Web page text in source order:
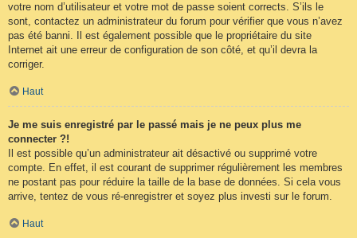
votre nom d’utilisateur et votre mot de passe soient corrects. S’ils le
sont, contactez un administrateur du forum pour vérifier que vous n’avez
pas été banni. Il est également possible que le propriétaire du site
Internet ait une erreur de configuration de son côté, et qu’il devra la
corriger.
Haut
Je me suis enregistré par le passé mais je ne peux plus me
connecter ?!
Il est possible qu’un administrateur ait désactivé ou supprimé votre
compte. En effet, il est courant de supprimer régulièrement les membres
ne postant pas pour réduire la taille de la base de données. Si cela vous
arrive, tentez de vous ré-enregistrer et soyez plus investi sur le forum.
Haut